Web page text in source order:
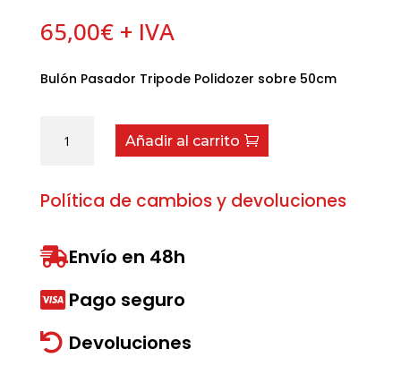
65,00€ + IVA
Bulón Pasador Tripode Polidozer sobre 50cm
Pasador
Polidozer
Añadir al carrito
Política de cambios y devoluciones
Envío en 48h
 Pago seguro
 Devoluciones